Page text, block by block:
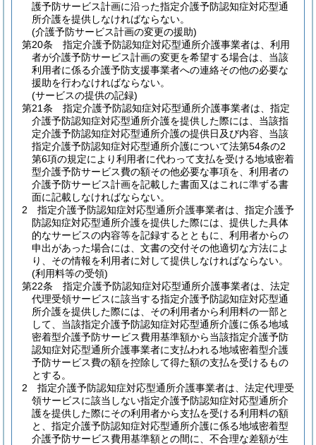
護予防サービス計画に沿った指定介護予防認知症対応型通
所介護を提供しなければならない。
(介護予防サービス計画の変更の援助)
第20条
指定介護予防認知症対応型通所介護事業者は、利用
者が介護予防サービス計画の変更を希望する場合は、当該
利用者に係る介護予防支援事業者への連絡その他の必要な
援助を行わなければならない。
(サービスの提供の記録)
第21条
指定介護予防認知症対応型通所介護事業者は、指定
介護予防認知症対応型通所介護を提供した際には、当該指
定介護予防認知症対応型通所介護の提供日及び内容、当該
指定介護予防認知症対応型通所介護について法第54条の2
第6項の規定により利用者に代わって支払を受ける地域密着
型介護予防サービス費の額その他必要な事項を、利用者の
介護予防サービス計画を記載した書面又はこれに準ずる書
面に記載しなければならない。
2
指定介護予防認知症対応型通所介護事業者は、指定介護予
防認知症対応型通所介護を提供した際には、提供した具体
的なサービスの内容等を記録するとともに、利用者からの
申出があった場合には、文書の交付その他適切な方法によ
り、その情報を利用者に対して提供しなければならない。
(利用料等の受領)
第22条
指定介護予防認知症対応型通所介護事業者は、法定
代理受領サービスに該当する指定介護予防認知症対応型通
所介護を提供した際には、その利用者から利用料の一部と
して、当該指定介護予防認知症対応型通所介護に係る地域
密着型介護予防サービス費用基準額から当該指定介護予防
認知症対応型通所介護事業者に支払われる地域密着型介護
予防サービス費の額を控除して得た額の支払を受けるもの
とする。
2
指定介護予防認知症対応型通所介護事業者は、法定代理受
領サービスに該当しない指定介護予防認知症対応型通所介
護を提供した際にその利用者から支払を受ける利用料の額
と、指定介護予防認知症対応型通所介護に係る地域密着型
介護予防サービス費用基準額との間に、不合理な差額が生